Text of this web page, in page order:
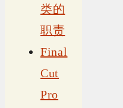
类的
职责
Final
Cut
Pro